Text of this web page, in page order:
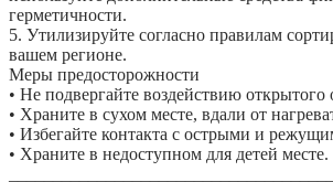
герметичности.
5. Утилизируйте согласно правилам
вашем регионе.
Меры предосторожности
• Не подвергайте воздействию открытого
• Храните в сухом месте, вдали от
• Избегайте контакта с острыми и
• Храните в недоступном для детей месте.